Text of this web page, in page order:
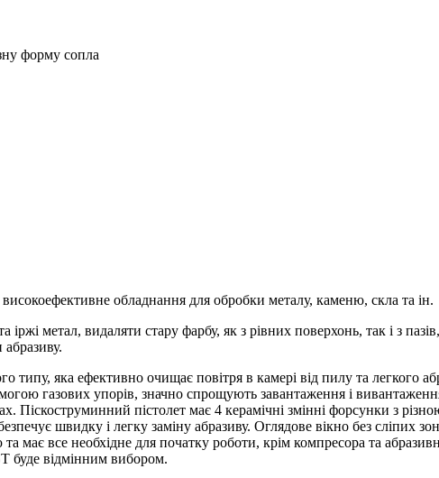
форму сопла
обладнання для обробки металу, каменю, скла та ін.
метал, видаляти стару фарбу, як з рівних поверхонь, так і з
типу, яка ефективно очищає повітря в камері від пилу та легкого
газових упорів, значно спрощують завантаження і
Піскоструминний пістолет має 4 керамічні змінні форсунки з
швидку і легку заміну абразиву. Оглядове вікно без сліпих
має все необхідне для початку роботи, крім компресора та
буде відмінним вибором.